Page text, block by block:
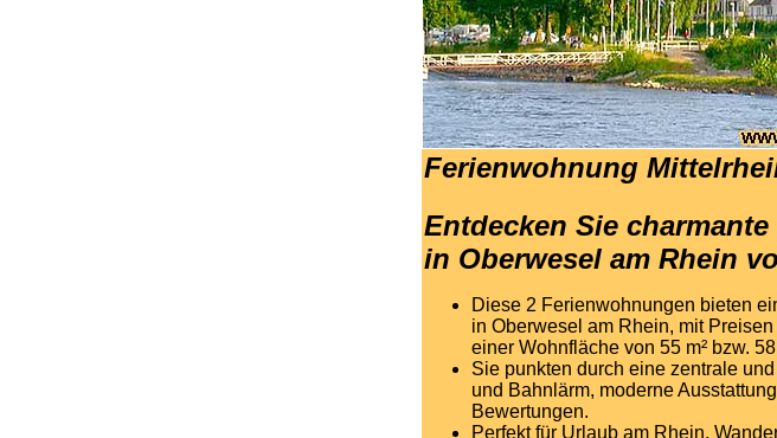
Ferienwohnung
Entdecken Sie
in Oberwesel am Rhein
Diese 2 Ferienwohnungen bieten
in Oberwesel am Rhein, mit
einer Wohnfläche von 55 m² bzw. 58
Sie punkten durch eine zentrale
und Bahnlärm, moderne
Bewertungen.
Perfekt für Urlaub am Rhein,